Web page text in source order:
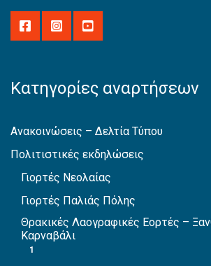
Κατηγορίες αναρτήσεων
Ανακοινώσεις – Δελτία Τύπου
Πολιτιστικές εκδηλώσεις
Γιορτές Νεολαίας
Γιορτές Παλιάς Πόλης
Θρακικές Λαογραφικές Εορτές –
Καρναβάλι
1